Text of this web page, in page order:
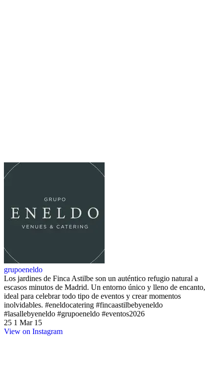
grupoeneldo
Los jardines de Finca Astilbe son un auténtico refugio natural a
escasos minutos de Madrid. Un entorno único y lleno de encanto,
ideal para celebrar todo tipo de eventos y crear momentos
inolvidables. #eneldocatering #fincaastilbebyeneldo
#lasallebyeneldo #grupoeneldo #eventos2026
25 1 Mar 15
View on Instagram